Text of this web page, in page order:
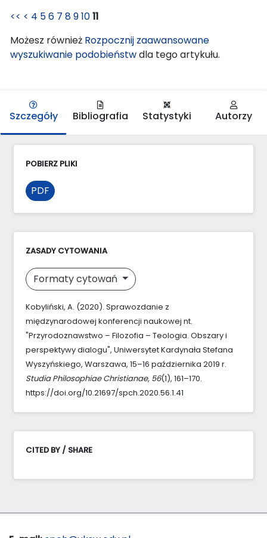
<< < 4 56 7 891011
Możesz również Rozpocznij zaawansowane
wyszukiwanie podobieństwdla tego artykułu.
Szczegóły Bibliografia Statystyki Autorzy
POBIERZ PLIKI
PDF
ZASADY CYTOWANIA
Formaty cytowań
Kobyliński, A. (2020). Sprawozdanie z
międzynarodowej konferencji naukowej nt.
"Przyrodoznawstwo – Filozofia – Teologia. Obszary i
perspektywy dialogu", Uniwersytet Kardynała Stefana
Wyszyńskiego, Warszawa, 15–16 października 2019 r.
Studia Philosophiae Christianae, 56(1), 161–170.
https://doi.org/10.21697/spch.2020.56.1.41
CITED BY / SHARE